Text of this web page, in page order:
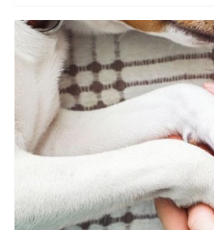
denerwować?
wcale nie ma złych
dobrze zna tę sytuację –
towarzyszyć za wszelką
wizyty w toalecie, kąpieli
prysznicem. Jak można
zachowanie zwierzęcia?
mnie w toalecie? Jeśli to
głowie od dłuższego
odpowiedzieć.